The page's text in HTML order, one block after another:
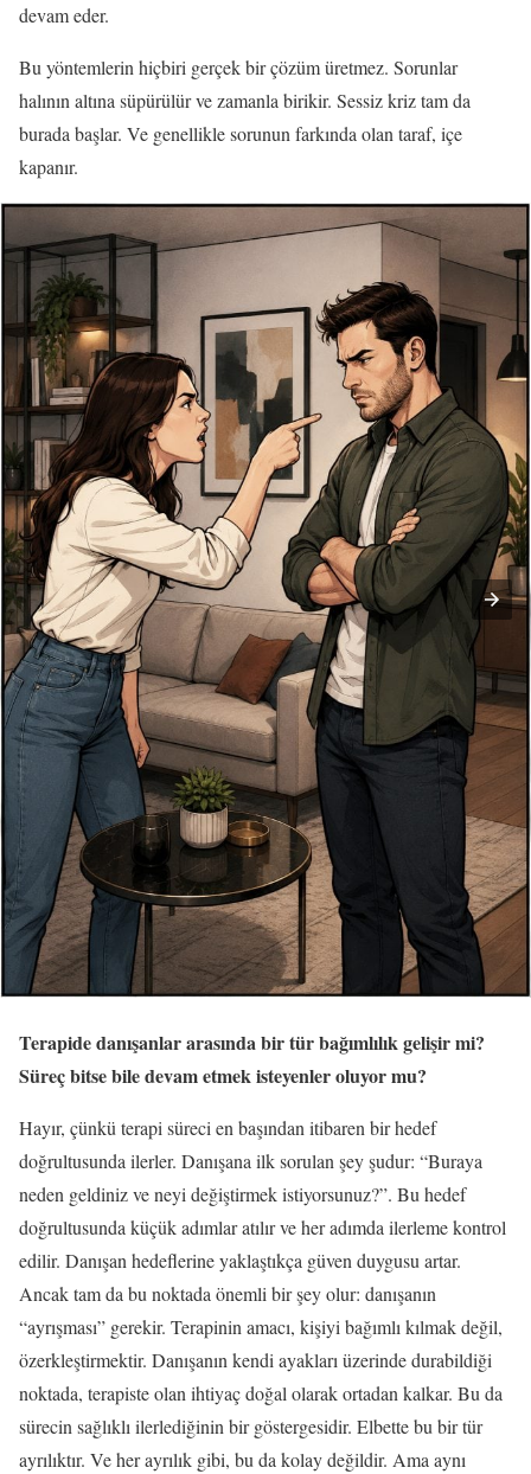
devam eder.
Bu yöntemlerin hiçbiri gerçek bir çözüm üretmez. Sorunlar
halının altına süpürülür ve zamanla birikir. Sessiz kriz tam da
burada başlar. Ve genellikle sorunun farkında olan taraf, içe
kapanır.
Terapide danışanlar arasında bir tür bağımlılık gelişir mi?
Süreç bitse bile devam etmek isteyenler oluyor mu?
Hayır, çünkü terapi süreci en başından itibaren bir hedef
doğrultusunda ilerler. Danışana ilk sorulan şey şudur: “Buraya
neden geldiniz ve neyi değiştirmek istiyorsunuz?”. Bu hedef
doğrultusunda küçük adımlar atılır ve her adımda ilerleme kontrol
edilir. Danışan hedeflerine yaklaştıkça güven duygusu artar.
Ancak tam da bu noktada önemli bir şey olur: danışanın
“ayrışması” gerekir. Terapinin amacı, kişiyi bağımlı kılmak değil,
özerkleştirmektir. Danışanın kendi ayakları üzerinde durabildiği
noktada, terapiste olan ihtiyaç doğal olarak ortadan kalkar. Bu da
sürecin sağlıklı ilerlediğinin bir göstergesidir. Elbette bu bir tür
ayrılıktır. Ve her ayrılık gibi, bu da kolay değildir. Ama aynı